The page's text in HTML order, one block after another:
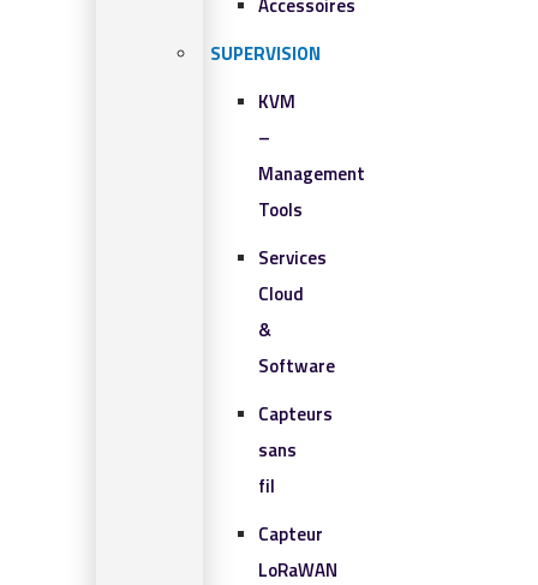
SUPERVISION
KVM
–
Management
Tools
Services
Cloud
&
Software
Capteurs
sans
fil
Capteur
LoRaWAN